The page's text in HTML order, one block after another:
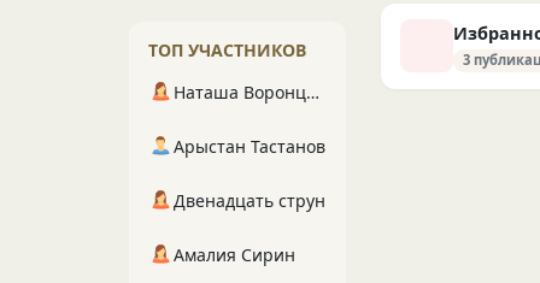
3
ТОП УЧАСТНИКОВ
Наташа Воронцова
Арыстан Тастанов
Двенадцать струн
Амалия Сирин